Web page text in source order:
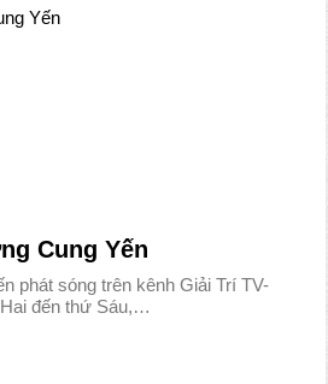
Cung Yến
phát sóng trên kênh Giải Trí TV-
đến thứ Sáu,…